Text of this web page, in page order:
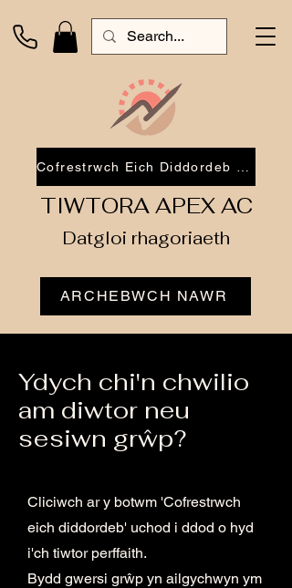
TIWTORA APEX AC
Datgloi rhagoriaeth
ARCHEBWCH NAWR
Ydych chi'n chwilio
am diwtor neu
sesiwn grŵp?
Cliciwch ar y botwm 'Cofrestrwch
eich diddordeb' uchod i ddod o hyd
i'ch tiwtor perffaith.
Bydd gwersi grŵp yn ailgychwyn ym